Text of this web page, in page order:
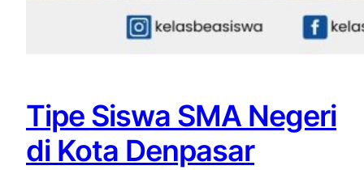
Tipe Siswa SMA Negeri
di Kota Denpasar